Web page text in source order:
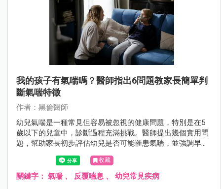
我的孩子有氣喘嗎？醫師指出6問題教家長簡單判
斷氣喘特徵
作者：黑倫醫師
幼兒氣喘是一種常見但容易被忽視的健康問題，特別是在5
歲以下的兒童中，診斷過程充滿挑戰。醫師提出幾個實用問
題，幫助家長初步評估幼兒是否可能罹患氣喘，並強調早期
識別與專業治療的重要性。
收藏
關鍵字： 氣喘、 反覆喘息 、 幼兒常見疾病